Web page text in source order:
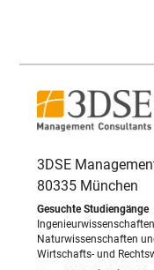
3DSE
80335 München
Ingenieurwissenschaften
Naturwissenschaften
Wirtschafts- und